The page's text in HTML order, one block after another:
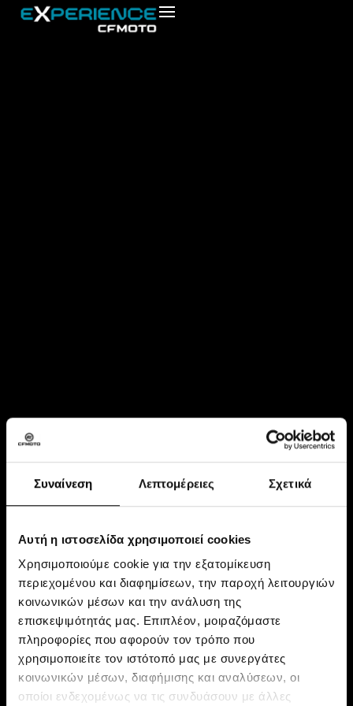
Συναίνεση Λεπτομέρειες Σχετικά
Αυτή η ιστοσελίδα χρησιμοποιεί cookies
Χρησιμοποιούμε cookie για την εξατομίκευση
περιεχομένου και διαφημίσεων, την παροχή λειτουργιών
κοινωνικών μέσων και την ανάλυση της
επισκεψιμότητάς μας. Επιπλέον, μοιραζόμαστε
πληροφορίες που αφορούν τον τρόπο που
χρησιμοποιείτε τον ιστότοπό μας με συνεργάτες
κοινωνικών μέσων, διαφήμισης και αναλύσεων, οι
οποίοι ενδεχομένως να τις συνδυάσουν με άλλες
Συνεργάτης: Parnassos Experience
“ομφαλό της γης”, το μαντείο των Δελφών.
Απόλαυσε τη μαγεία της φύσης στις πανέμορφες, καταπράσινες